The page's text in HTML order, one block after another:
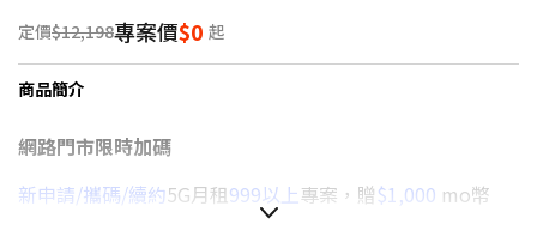
定價$12,198專案價$0 起
商品簡介
網路門市限時加碼
新申請/攜碼/續約5G月租999以上專案，贈$1,000 mo幣